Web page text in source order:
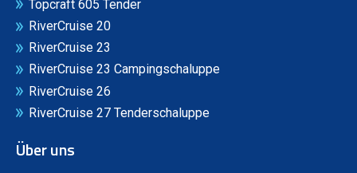
Topcraft 605 Tender
RiverCruise 20
RiverCruise 23
RiverCruise 23 Campingschaluppe
RiverCruise 26
RiverCruise 27 Tenderschaluppe
Über uns